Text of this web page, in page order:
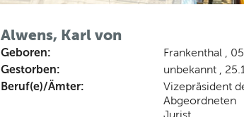
Alwens, Karl von
Geboren: Frankenthal ,
Gestorben: unbekannt ,
Beruf(e)/Ämter:
Vizepräsident
Abgeordneten